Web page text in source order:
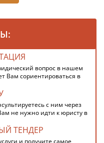
вопрос в нашем
Вам сориентироваться в
с ним через
не нужно идти к юристу в
ТЕНДЕР
и получите самое